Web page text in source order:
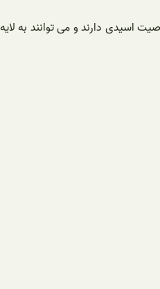
اسیدی دارند و می توانند به لایه